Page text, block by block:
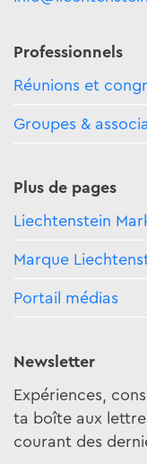
Professionnels
Réunions et
Groupes &
Plus de pages
Liechtenstein
Marque
Portail médias
Newsletter
Expériences,
ta boîte aux
courant des